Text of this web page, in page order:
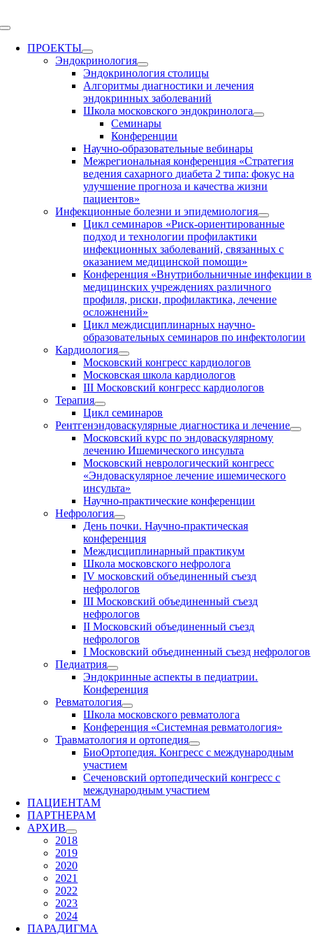
to
Toggle
NavigationПРОЕКТЫ
Эндокринология
Эндокринология столицы
Алгоритмы диагностики и лечения
эндокринных заболеваний
Школа московского эндокринолога
Семинары
Конференции
Научно-образовательные вебинары
Межрегиональная конференция «Стратегия
ведения сахарного диабета 2 типа: фокус на
улучшение прогноза и качества жизни
пациентов»
Инфекционные болезни и эпидемиология
Цикл семинаров «Риск-ориентированные
подход и технологии профилактики
инфекционных заболеваний, связанных с
оказанием медицинской помощи»
Конференция «Внутрибольничные инфекции в
медицинских учреждениях различного
профиля, риски, профилактика, лечение
осложнений»
Цикл междисциплинарных научно-
образовательных семинаров по инфектологии
Кардиология
Московский конгресс кардиологов
Московская школа кардиологов
III Московский конгресс кардиологов
Терапия
Цикл семинаров
Рентгенэндоваскулярные диагностика и лечение
Московский курс по эндоваскулярному
лечению Ишемического инсульта
Московский неврологический конгресс
«Эндоваскулярное лечение ишемического
инсульта»
Научно-практические конференции
Нефрология
День почки. Научно-практическая
конференция
Междисциплинарный практикум
Школа московского нефролога
IV московский объединенный съезд
нефрологов
III Московский объединенный съезд
нефрологов
II Московский объединенный съезд
нефрологов
I Московский объединенный съезд нефрологов
Педиатрия
Эндокринные аспекты в педиатрии.
Конференция
Ревматология
Школа московского ревматолога
Конференция «Системная ревматология»
Травматология и ортопедия
БиоОртопедия. Конгресс с международным
участием
Сеченовский ортопедический конгресс с
международным участием
ПАЦИЕНТАМ
ПАРТНЕРАМ
АРХИВ
2018
2019
2020
2021
2022
2023
2024
ПАРАДИГМА